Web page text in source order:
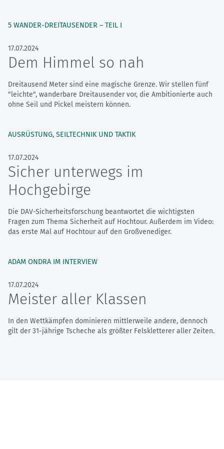
5 WANDER-DREITAUSENDER – TEIL I
17.07.2024
Dem Himmel so nah
Dreitausend Meter sind eine magische Grenze. Wir stellen fünf
"leichte", wanderbare Dreitausender vor, die Ambitionierte auch
ohne Seil und Pickel meistern können.
AUSRÜSTUNG, SEILTECHNIK UND TAKTIK
17.07.2024
Sicher unterwegs im
Hochgebirge
Die DAV-Sicherheitsforschung beantwortet die wichtigsten
Fragen zum Thema Sicherheit auf Hochtour. Außerdem im Video:
das erste Mal auf Hochtour auf den Großvenediger.
ADAM ONDRA IM INTERVIEW
17.07.2024
Meister aller Klassen
In den Wettkämpfen dominieren mittlerweile andere, dennoch
gilt der 31-jährige Tscheche als größter Felskletterer aller Zeiten.